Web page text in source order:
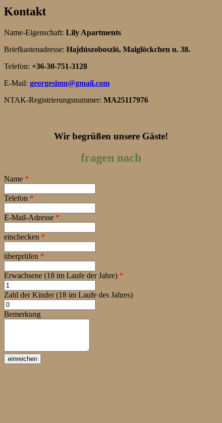
Kontakt
Name-Eigenschaft: Lily Apartments
Briefkastenadresse: Hajdúszoboszló, Maiglöckchen u. 38.
Telefon: +36-30-751-3128
E-Mail: georgesimu@gmail.com
NTAK-Registrierungsnummer: MA25117976
Wir begrüßen unsere Gäste!
fragen nach
Name *
Telefon *
E-Mail-Adresse *
einchecken *
überprüfen *
Erwachsene (18 im Laufe der Jahre) *
Zahl der Kinder (18 im Laufe des Jahres)
Bemerkung